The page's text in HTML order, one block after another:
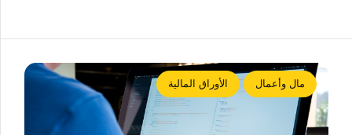
مال وأعمال الأوراق المالية